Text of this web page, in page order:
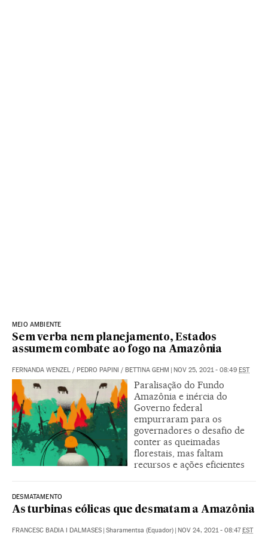
MEIO AMBIENTE
Sem verba nem planejamento, Estados
assumem combate ao fogo na Amazônia
FERNANDA WENZEL / PEDRO PAPINI / BETTINA GEHM | NOV 25, 2021 - 08:49 EST
Paralisação do Fundo
Amazônia e inércia do
Governo federal
empurraram para os
governadores o desafio de
conter as queimadas
florestais, mas faltam
recursos e ações eficientes
DESMATAMENTO
As turbinas eólicas que desmatam a Amazônia
FRANCESC BADIA I DALMASES | Sharamentsa (Equador) | NOV 24, 2021 - 08:47EST